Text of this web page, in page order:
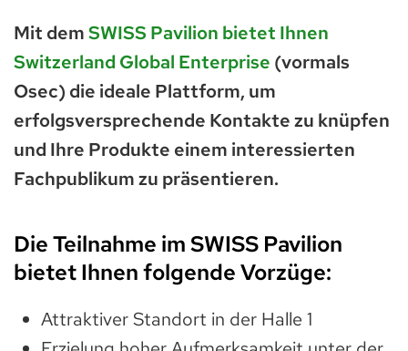
Mit demSWISS Pavilion bietet Ihnen
Switzerland Global Enterprise (vormals
Osec) die ideale Plattform, um
erfolgsversprechende Kontakte zu knüpfen
und Ihre Produkte einem interessierten
Fachpublikum zu präsentieren.
Die Teilnahme im SWISS Pavilion
bietet Ihnen folgende Vorzüge:
Attraktiver Standort in der Halle 1